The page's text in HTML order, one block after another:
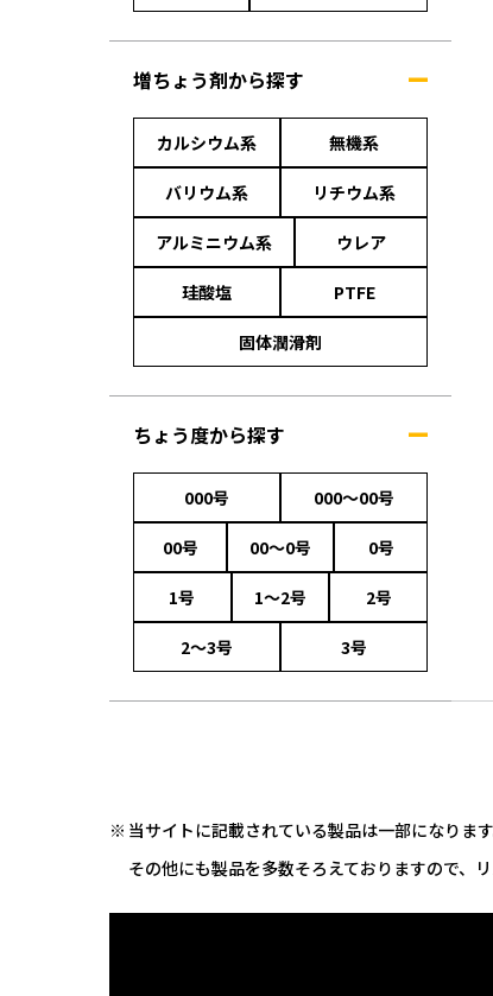
増ちょう剤から探す
カルシウム系 無機系
バリウム系 リチウム系
アルミニウム系 ウレア
珪酸塩 PTFE
固体潤滑剤
ちょう度から探す
000号 000～00号
00号 00～0号 0号
1号 1～2号 2号
2～3号 3号
当サイトに記載されている製品は一部になります
その他にも製品を多数そろえておりますので、